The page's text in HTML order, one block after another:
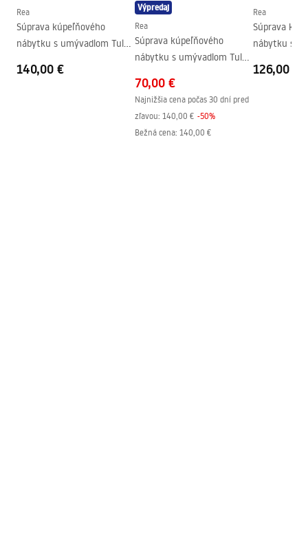
Rea
Súprava kúpeľňového
nábytku s umývadlom Tula
140,00 €
Výpredaj
Rea
Súprava kúpeľňového
nábytku s umývadlom Tula
70,00 €
Najnižšia cena počas 30 dní pred
zľavou: 140,00 € -50%
Bežná cena: 140,00 €
Rea
Súprava
nábytku s
126,00 €